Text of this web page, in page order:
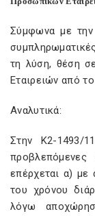
Σύμφωνα με την
τη λύση, θέση
Εταιρειών από
Αναλυτικά:
Στην Κ2-1493/
επέρχεται α)
του χρόνου
λόγω